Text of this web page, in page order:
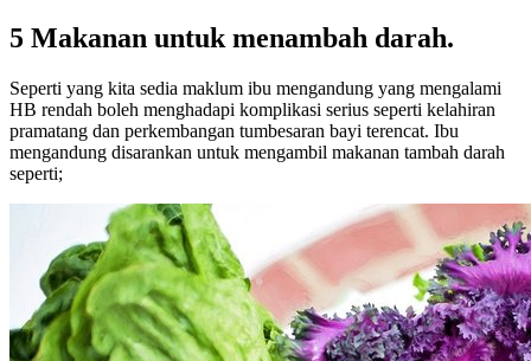
5 Makanan untuk menambah darah.
Seperti yang kita sedia maklum ibu mengandung yang mengalami
HB rendah boleh menghadapi komplikasi serius seperti kelahiran
pramatang dan perkembangan tumbesaran bayi terencat. Ibu
mengandung disarankan untuk mengambil makanan tambah darah
seperti;